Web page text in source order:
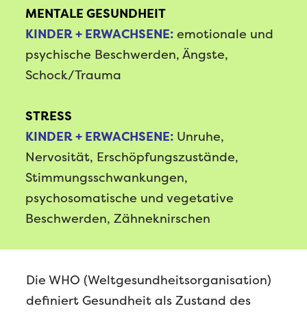
MENTALE GESUNDHEIT
KINDER + ERWACHSENE:emotionale und
psychische Beschwerden, Ängste,
Schock/Trauma
STRESS
KINDER + ERWACHSENE: Unruhe,
Nervosität, Erschöpfungszustände,
Stimmungsschwankungen,
psychosomatische und vegetative
Beschwerden, Zähneknirschen
Die WHO (Weltgesundheitsorganisation)
definiert Gesundheit als Zustand des